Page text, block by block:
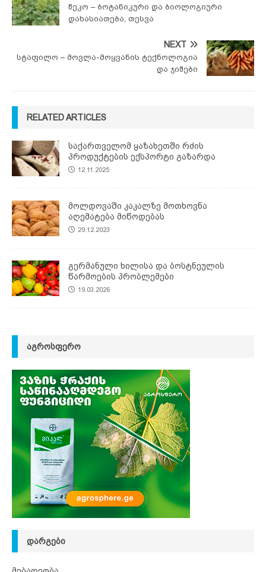
წეკო – ბოტანიკური და ბიოლოგიური
დახასიათება, თესვა
NEXT
სტაფილო – მოვლა-მოყვანის ტექნოლოგია
და ჯიშები
RELATED ARTICLES
საქართველომ ყაზახეთში რძის
პროდუქტების ექსპორტი გაზარდა
12.11.2025
მოლდოვაში კაკალზე მოთხოვნა
აღემატება მიწოდებას
29.12.2023
გერმანული ხილისა და ბოსტნეულის
წარმოების პრობლემები
19.03.2026
ᲐᲒᲠᲝᲡᲤᲔᲠᲝ
ᲓᲐᲠᲒᲔᲑᲘ